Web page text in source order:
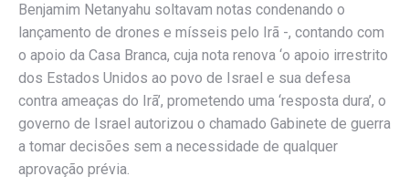
Benjamim Netanyahu soltavam notas condenando o
lançamento de drones e mísseis pelo Irã -, contando com
o apoio da Casa Branca, cuja nota renova ‘o apoio irrestrito
dos Estados Unidos ao povo de Israel e sua defesa
contra ameaças do Irã’, prometendo uma ‘resposta dura’, o
governo de Israel autorizou o chamado Gabinete de guerra
a tomar decisões sem a necessidade de qualquer
aprovação prévia.